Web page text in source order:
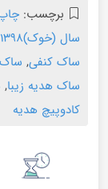
برچسب:
سال (خوک)Happy Norooz1398
ساک کنفی, ساک
ساک هدیه زیبا,
کادوپیچ هدیه